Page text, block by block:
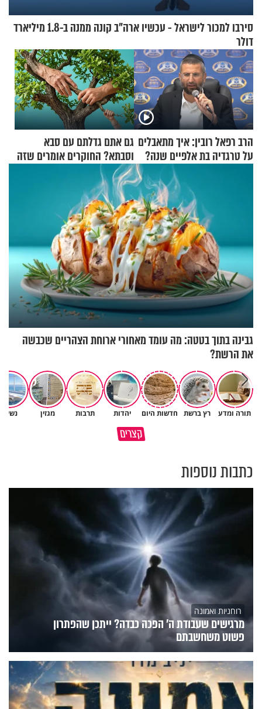
סירבו למכור לישראל - עכשיו ארה"ב קונה ממנה ב-1.8 מיליארד
דולר
הרב רפאל רובין: איך מתאבלים
על טרגדיה בת אלפיים שנה?
גם אתם גדלתם עם סבא
וסבתא? החוקרים אומרים שזה
מתכון מנצח
גבינה בתוך בטטה: מה עומד מאחורי ארוחת הצהריים שכבשה
את הרשת?
תורה ומדע רץ ברשת חדשות היום יהדות תרבות מגזין נשים
קצרים
נפתח את העינים ונראה שהינו
כתבות נוספות
רוחניות ואמונה
מרגישים שעבודת ה' הפכה כבדה? ייתכן שהפתרון
פשוט משחשבתם